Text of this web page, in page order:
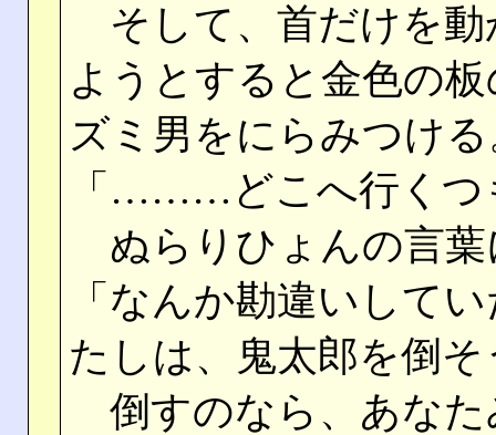
そして、首だけを動
ようとすると金色の
ズミ男をにらみつけ
「………どこへ行くつ
ぬらりひょんの言葉
「なんか勘違いし
たしは、鬼太郎を倒
倒すのなら、あなた